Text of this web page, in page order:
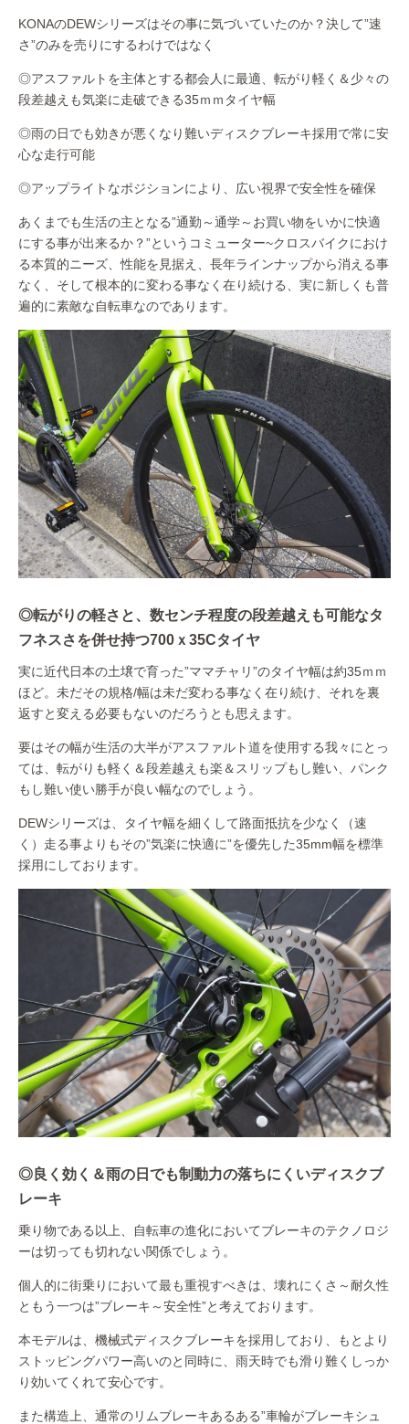
KONAのDEWシリーズはその事に気づいていたのか？決して”速
さ”のみを売りにするわけではなく
◎アスファルトを主体とする都会人に最適、転がり軽く＆少々の
段差越えも気楽に走破できる35ｍｍタイヤ幅
◎雨の日でも効きが悪くなり難いディスクブレーキ採用で常に安
心な走行可能
◎アップライトなポジションにより、広い視界で安全性を確保
あくまでも生活の主となる”通勤～通学～お買い物をいかに快適
にする事が出来るか？”というコミューター~クロスバイクにおけ
る本質的ニーズ、性能を見据え、長年ラインナップから消える事
なく、そして根本的に変わる事なく在り続ける、実に新しくも普
遍的に素敵な自転車なのであります。
◎転がりの軽さと、数センチ程度の段差越えも可能なタ
フネスさを併せ持つ700ｘ35Cタイヤ
実に近代日本の土壌で育った”ママチャリ”のタイヤ幅は約35ｍｍ
ほど。未だその規格/幅は未だ変わる事なく在り続け、それを裏
返すと変える必要もないのだろうとも思えます。
要はその幅が生活の大半がアスファルト道を使用する我々にとっ
ては、転がりも軽く＆段差越えも楽＆スリップもし難い、パンク
もし難い使い勝手が良い幅なのでしょう。
DEWシリーズは、タイヤ幅を細くして路面抵抗を少なく（速
く）走る事よりもその”気楽に快適に”を優先した35mm幅を標準
採用にしております。
◎良く効く＆雨の日でも制動力の落ちにくいディスクブ
レーキ
乗り物である以上、自転車の進化においてブレーキのテクノロジ
ーは切っても切れない関係でしょう。
個人的に街乗りにおいて最も重視すべきは、壊れにくさ～耐久性
ともう一つは”ブレーキ～安全性”と考えております。
本モデルは、機械式ディスクブレーキを採用しており、もとより
ストッピングパワー高いのと同時に、雨天時でも滑り難くしっか
り効いてくれて安心です。
また構造上、通常のリムブレーキあるある”車輪がブレーキシュ